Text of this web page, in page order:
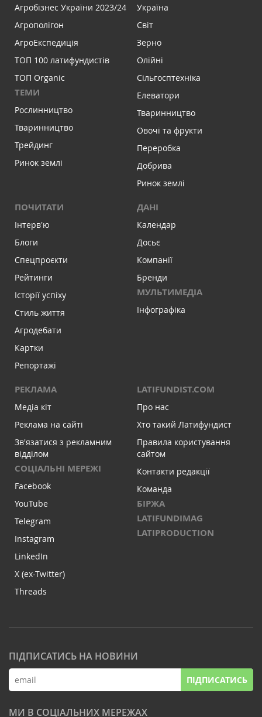
Агробізнес України 2023/24
Агрополігон
АгроЕкспедиція
ТОП 100 латифундистів
ТОП Organic
ТЕМИ
Рослинництво
Тваринництво
Трейдинг
Ринок землі
Україна
Світ
Зерно
Олійні
Сільгосптехніка
Елеватори
Тваринництво
Овочі та фрукти
Переробка
Добрива
Ринок землі
ПОЧИТАТИ
Інтервʼю
Блоги
Спецпроєкти
Рейтинги
Історії успіху
Стиль життя
Агродебати
Картки
Репортажі
ДАНІ
Календар
Досьє
Компанії
Бренди
МУЛЬТИМЕДІА
Інфографіка
РЕКЛАМА
Медіа кіт
Реклама на сайті
Зв'язатися з рекламним
відділом
СОЦІАЛЬНІ МЕРЕЖІ
Facebook
YouTube
Telegram
Instagram
LinkedIn
X (ex-Twitter)
Threads
LATIFUNDIST.COM
Про нас
Хто такий Латифундист
Правила користування
сайтом
Контакти редакції
Команда
БІРЖА
LATIFUNDIMAG
LATIPRODUCTION
ПІДПИСАТИСЬ НА НОВИНИ
ПІДПИСАТИСЬ
МИ В СОЦІАЛЬНИХ МЕРЕЖАХ